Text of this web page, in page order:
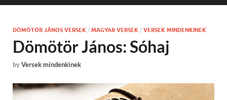
DÖMÖTÖR JÁNOS VERSEK / MAGYAR VERSEK / VERSEK MINDENKINEK
Dömötör János: Sóhaj
byVersek mindenkinek